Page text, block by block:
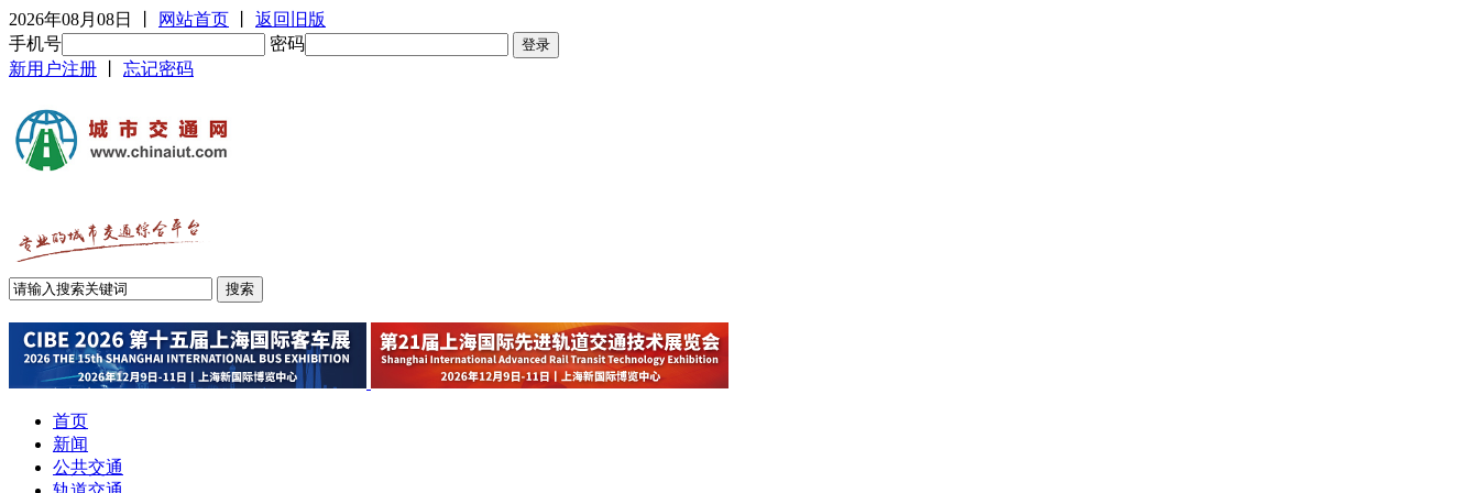
2026年08月08日 网站首页
返回旧版
手机号
密码
新用户注册
忘记密码
首页
新闻
公共交通